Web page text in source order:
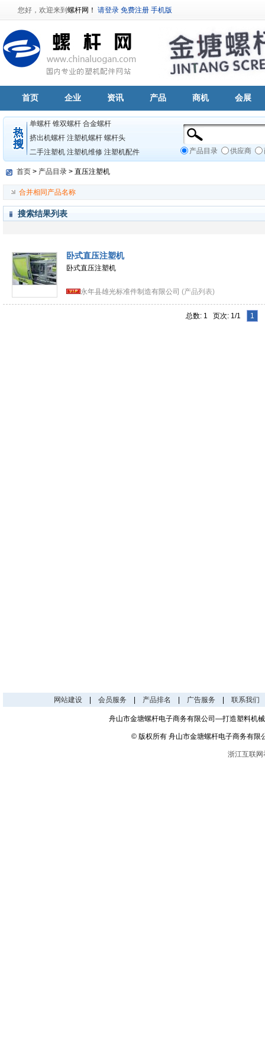
您好，欢迎来到 螺杆网！ 请登录 免费注册 手机版
首页 企业 资讯 产品 商机 会展
单螺杆 锥双螺杆 合金螺杆
挤出机螺杆 注塑机螺杆 螺杆头
二手注塑机 注塑机维修 注塑机配件 产品目录 供应商
首页 > 产品目录 > 直压注塑机
合并相同产品名称
搜索结果列表
卧式直压注塑机
卧式直压注塑机
永年县雄光标准件制造有限公司 (产品列表)
总数: 1 页次: 1/1 1
网站建设 会员服务 产品排名 广告服务 联系我们
舟山市金塘螺杆电子商务有限公司—打造塑料机
© 版权所有 舟山市金塘螺杆电子商务有
浙江互联网